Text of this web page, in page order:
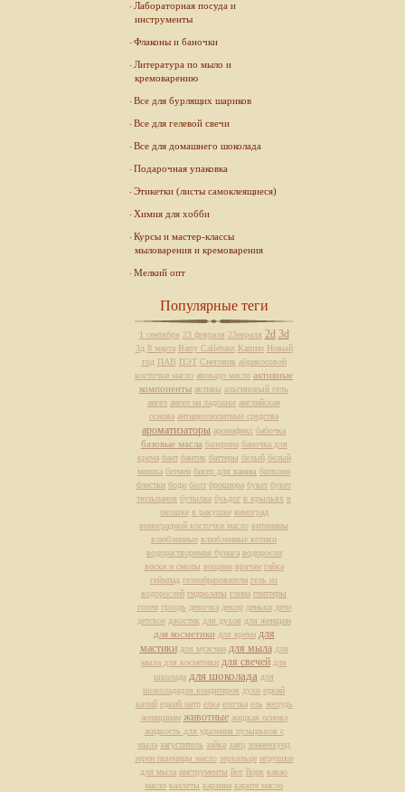
Лабораторная посуда и
инструменты
Флаконы и баночки
Литература по мыло и
кремоварению
Все для бурлящих шариков
Все для гелевой свечи
Все для домашнего шоколада
Подарочная упаковка
Этикетки (листы самоклеящиеся)
Химия для хобби
Курсы и мастер-классы
мыловарения и кремоварения
Мелкий опт
Популярные теги
1 сентября 23 февраля 23евраля 2d 3d
3д 8 марта Barry Callebaut Кашпо Новый
год ПАВ ПЭТ Снеговик абрикосовой
косточки масло авокадо масло активные
компоненты активы альгиновый гель
ангел ангел на ладошке английская
основа антицеллюлитные средства
ароматизаторы аромафикс бабочка
базовые масла балерина баночка для
крема бант бантик баттеры белый белый
мишка бетмен бисер для ванны биткоин
блестки боди болт брошюра букет букет
тюльпанов бутылка буьдог в крыльях в
окошке в ракушке виноград
виноградной косточки масло витамины
влюбленные влюбленные котики
водорастворимая бумага водоросли
воски и смолы вощина врачам гайка
геймпад гелеобразователи гель из
водорослей гидролаты глина глиттеры
готем гроздь девочка декор деньки дети
детское джостик для духов для женщин
для косметики для крема для
мастики для мужчин для мыла для
мыла для косметики для свечей для
школада для шоколада для
шоколададля кондитеров духи едкий
калий едкий натр елка елочка ель желудь
женщинам животные жидкая основа
жидкость для удаления пузырьков с
мыла загуститель зайка заяц зенненхунд
зерен пшеницы масло зеркальце игрушки
для мыла инструменты йог йорк какао
масло каллеты карзина карите масло